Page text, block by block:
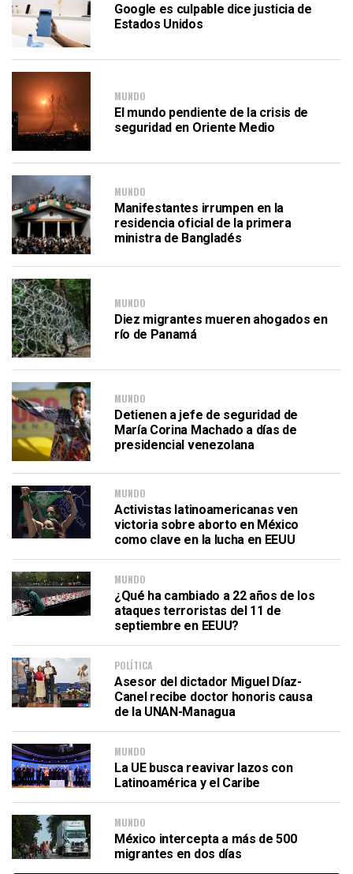
Google es culpable dice justicia de
Estados Unidos
MUNDO
El mundo pendiente de la crisis de
seguridad en Oriente Medio
MUNDO
Manifestantes irrumpen en la
residencia oficial de la primera
ministra de Bangladés
MUNDO
Diez migrantes mueren ahogados en
río de Panamá
MUNDO
Detienen a jefe de seguridad de
María Corina Machado a días de
presidencial venezolana
MUNDO
Activistas latinoamericanas ven
victoria sobre aborto en México
como clave en la lucha en EEUU
MUNDO
¿Qué ha cambiado a 22 años de los
ataques terroristas del 11 de
septiembre en EEUU?
POLÍTICA
Asesor del dictador Miguel Díaz-
Canel recibe doctor honoris causa
de la UNAN-Managua
MUNDO
La UE busca reavivar lazos con
Latinoamérica y el Caribe
MUNDO
México intercepta a más de 500
migrantes en dos días